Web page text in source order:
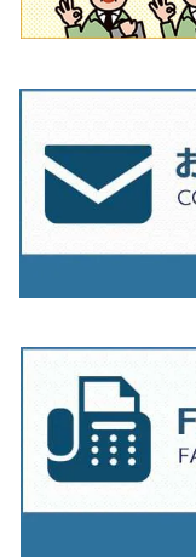
230mm（9インチ）
205mm（8インチ）